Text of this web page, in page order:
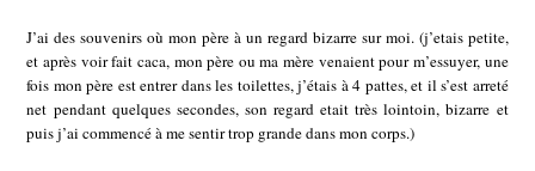
J’ai des souvenirs où mon père à un regard bizarre sur moi. (j’etais petite,
et après voir fait caca, mon père ou ma mère venaient pour m’essuyer, une
fois mon père est entrer dans les toilettes, j’étais à 4 pattes, et il s’est arreté
net pendant quelques secondes, son regard etait très lointoin, bizarre et
puis j’ai commencé à me sentir trop grande dans mon corps.)